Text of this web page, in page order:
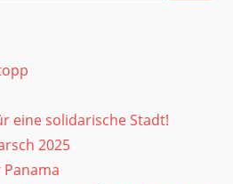
eine solidarische Stadt!
2025